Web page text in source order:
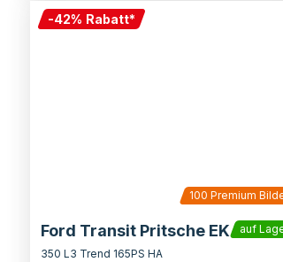
-42% Rabatt*
100 Premium
Ford Transit Pritsche EK
auf
350 L3 Trend 165PS HA